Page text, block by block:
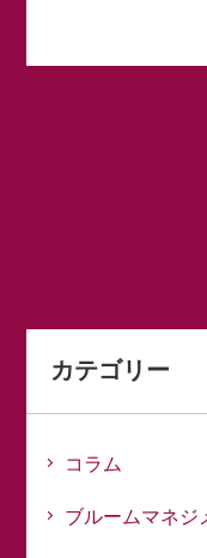
カテゴリー
コラム
ブルームマネジ